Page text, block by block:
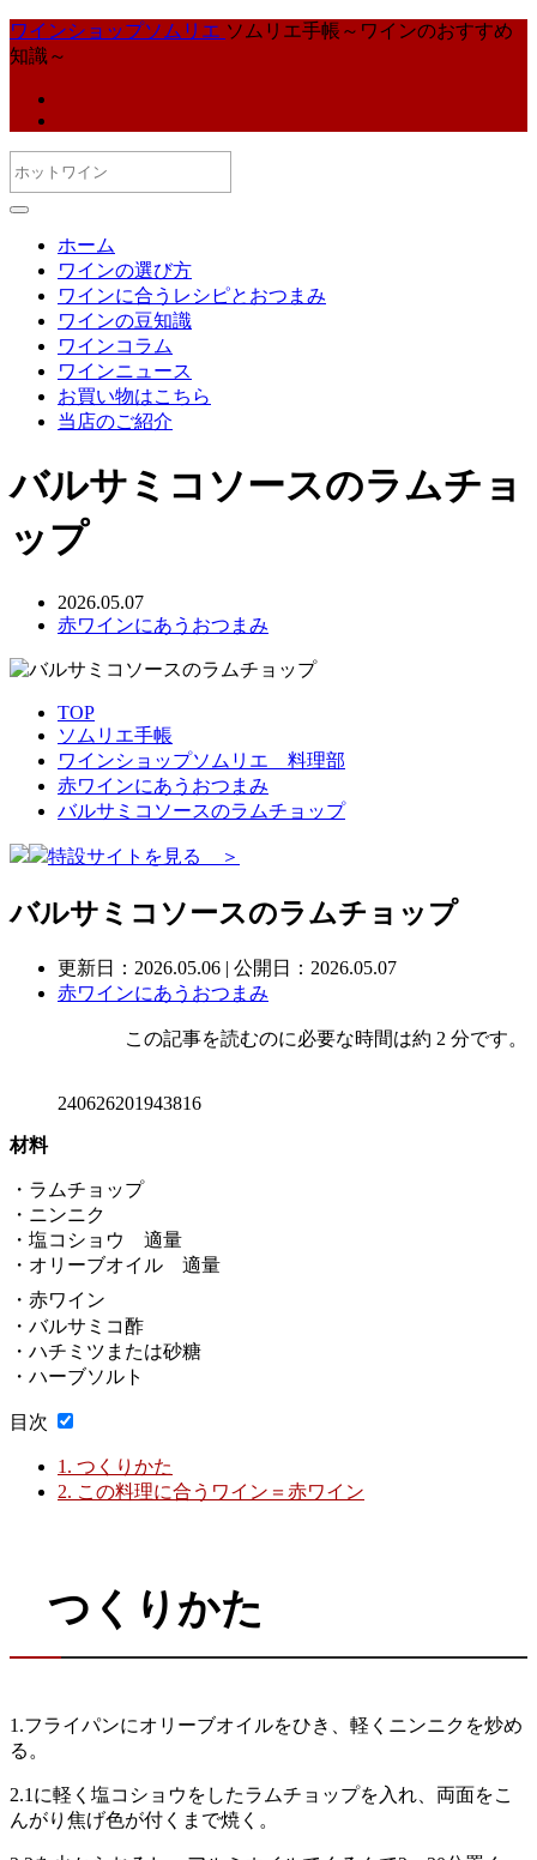
ワインショップソムリエ ソムリエ手帳～ワインのおすすめ
知識～
ホーム
ワインの選び方
ワインに合うレシピとおつまみ
ワインの豆知識
ワインコラム
ワインニュース
お買い物はこちら
当店のご紹介
バルサミコソースのラムチョ
ップ
2026.05.07
赤ワインにあうおつまみ
TOP
ソムリエ手帳
ワインショップソムリエ 料理部
赤ワインにあうおつまみ
バルサミコソースのラムチョップ
特設サイトを見る ＞
バルサミコソースのラムチョップ
更新日： 2026.05.06 | 公開日：2026.05.07
赤ワインにあうおつまみ
この記事を読むのに必要な時間は約 2 分です。
240626201943816
材料
・ラムチョップ
・ニンニク
・塩コショウ 適量
・オリーブオイル 適量
・赤ワイン
・バルサミコ酢
・ハチミツまたは砂糖
・ハーブソルト
目次
1. つくりかた
2. この料理に合うワイン＝赤ワイン
つくりかた
1.フライパンにオリーブオイルをひき、軽くニンニクを炒め
る。
2.1に軽く塩コショウをしたラムチョップを入れ、両面をこ
んがり焦げ色が付くまで焼く。